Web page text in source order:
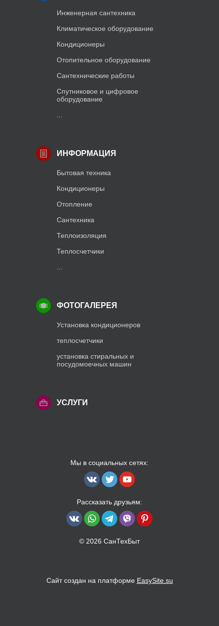
Инженерная сантехника
Климатическое оборудование
Кондиционеры
Отопительное оборудование
Сантехнические работы
Спутниковое и цифровое
оборудование
ИНФОРМАЦИЯ
Бытовая техника
Кондиционеры
Отопление
Сантехника
Теплоизоляция
Теплосчетчики
ФОТОГАЛЕРЕЯ
Установка кондиционеров
теплосчетчики
установка стиральных и
посудомоечных машин
УСЛУГИ
Мы в социальных сетях:
Рассказать друзьям:
© 2026 СанТехБыт
Сайт создан на платформе EasySite.su